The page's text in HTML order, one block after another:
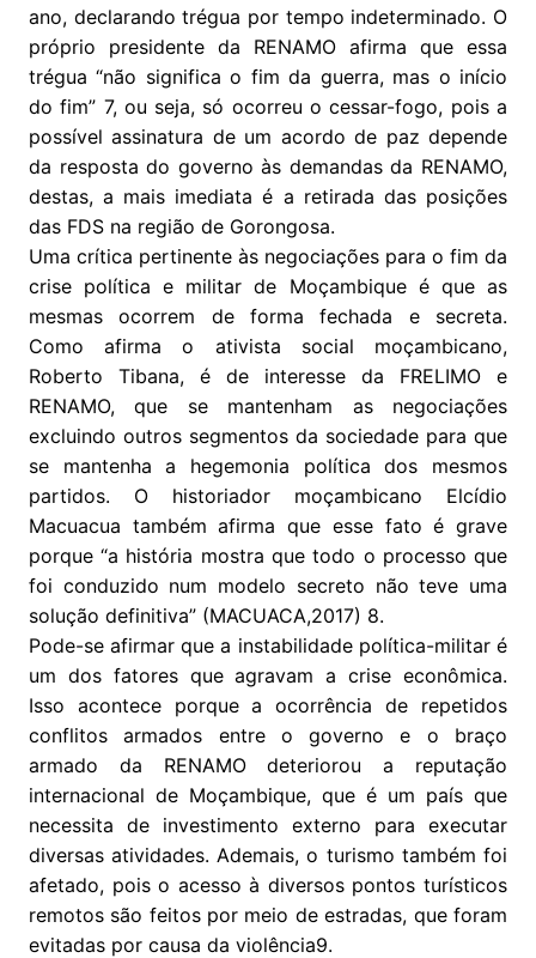
ano, declarando trégua por tempo indeterminado. O
próprio presidente da RENAMO afirma que essa
trégua “não significa o fim da guerra, mas o início
do fim” 7, ou seja, só ocorreu o cessar-fogo, pois a
possível assinatura de um acordo de paz depende
da resposta do governo às demandas da RENAMO,
destas, a mais imediata é a retirada das posições
das FDS na região de Gorongosa.
Uma crítica pertinente às negociações para o fim da
crise política e militar de Moçambique é que as
mesmas ocorrem de forma fechada e secreta.
Como afirma o ativista social moçambicano,
Roberto Tibana, é de interesse da FRELIMO e
RENAMO, que se mantenham as negociações
excluindo outros segmentos da sociedade para que
se mantenha a hegemonia política dos mesmos
partidos. O historiador moçambicano Elcídio
Macuacua também afirma que esse fato é grave
porque “a história mostra que todo o processo que
foi conduzido num modelo secreto não teve uma
solução definitiva” (MACUACA,2017) 8.
Pode-se afirmar que a instabilidade política-militar é
um dos fatores que agravam a crise econômica.
Isso acontece porque a ocorrência de repetidos
conflitos armados entre o governo e o braço
armado da RENAMO deteriorou a reputação
internacional de Moçambique, que é um país que
necessita de investimento externo para executar
diversas atividades. Ademais, o turismo também foi
afetado, pois o acesso à diversos pontos turísticos
remotos são feitos por meio de estradas, que foram
evitadas por causa da violência9.